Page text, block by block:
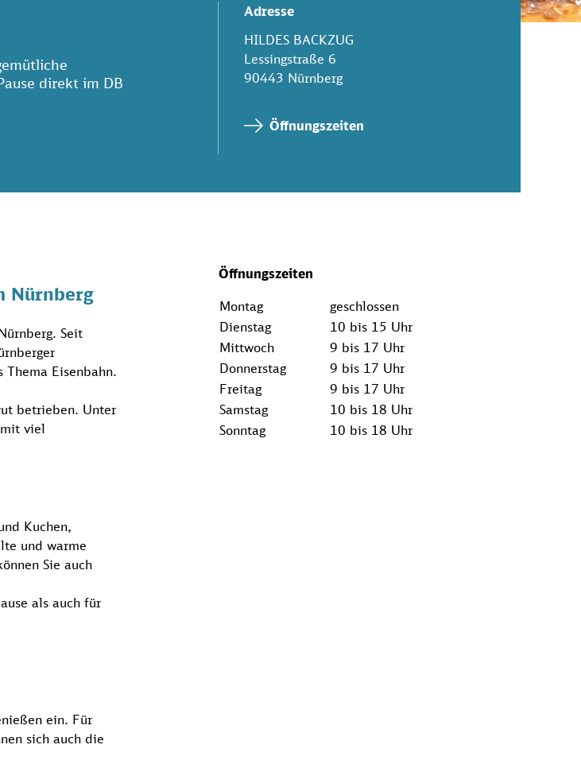
direkt im DB
Adresse
HILDES BACKZUG
Lessingstraße 6
90443 Nürnberg
Öffnungszeiten
Nürnberg
Seit
Eisenbahn.
betrieben. Unter
viel
Kuchen,
und warme
Sie auch
als auch für
ein. Für
sich auch die
Öffnungszeiten
Montag
geschlossen
Dienstag
10 bis 15 Uhr
Mittwoch
9 bis 17 Uhr
Donnerstag
9 bis 17 Uhr
Freitag
9 bis 17 Uhr
Samstag
10 bis 18 Uhr
Sonntag
10 bis 18 Uhr